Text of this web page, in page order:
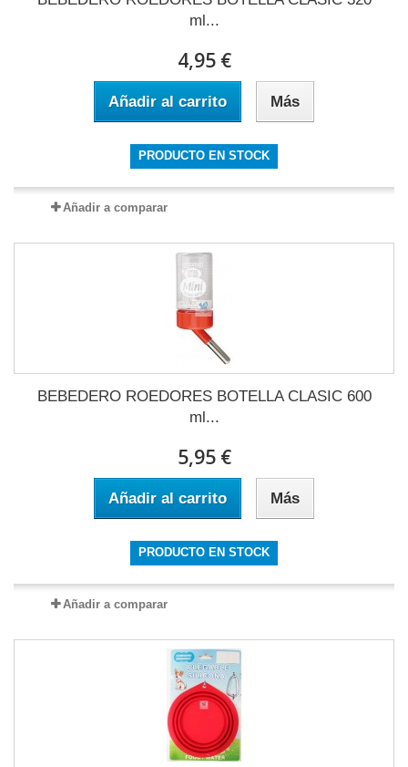
ml...
4,95 €
Añadir al carrito Más
PRODUCTO EN STOCK
Añadir a comparar
BEBEDERO ROEDORES BOTELLA CLASIC 600
ml...
5,95 €
Añadir al carrito Más
PRODUCTO EN STOCK
Añadir a comparar